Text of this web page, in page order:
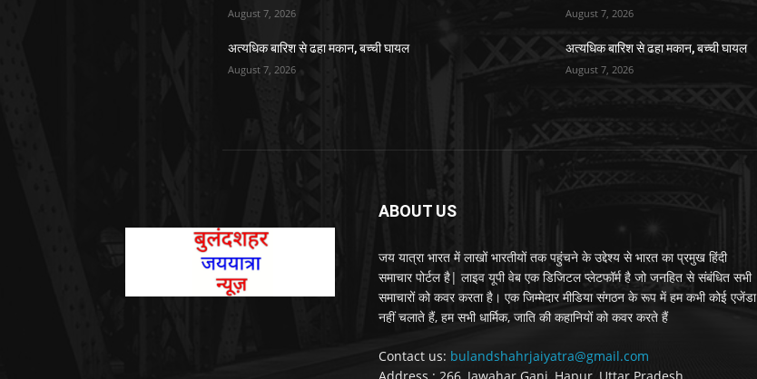
August 7, 2026
अत्यधिक बारिश से ढहा मकान, बच्ची घायल
August 7, 2026
August 7, 2026
अत्यधिक बारिश से ढहा मकान, बच्ची घायल
August 7, 2026
ABOUT US
जय यात्रा भारत में लाखों भारतीयों तक पहुंचने के उद्देश्य से भारत का प्रमुख हिंदी
समाचार पोर्टल है| लाइव यूपी वेब एक डिजिटल प्लेटफॉर्म है जो जनहित से संबंधित सभी
समाचारों को कवर करता है। एक जिम्मेदार मीडिया संगठन के रूप में हम कभी कोई एजेंडा
नहीं चलाते हैं, हम सभी धार्मिक, जाति की कहानियों को कवर करते हैं
Contact us: bulandshahrjaiyatra@gmail.com